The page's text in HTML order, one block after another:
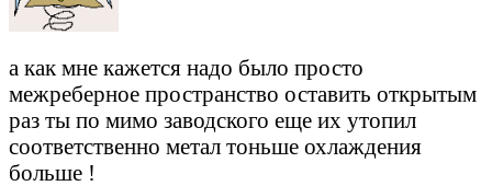
а как мне кажется надо было просто
межреберное пространство оставить открытым
раз ты по мимо заводского еще их утопил
соответственно метал тоньше охлаждения
больше !